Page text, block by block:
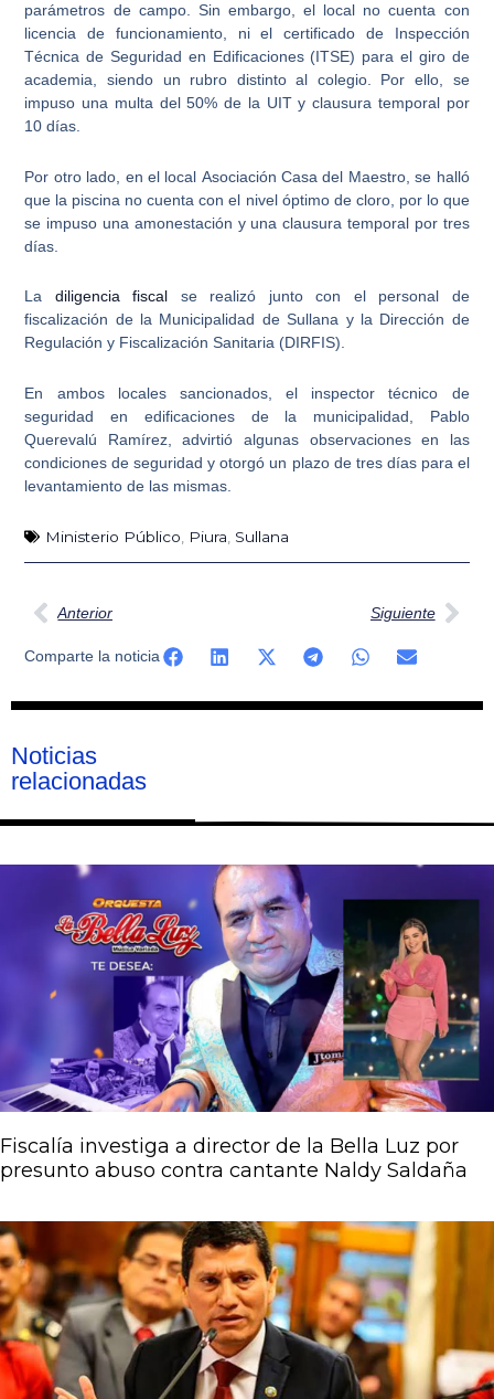
parámetros de campo. Sin embargo, el local no cuenta con
licencia de funcionamiento, ni el certificado de Inspección
Técnica de Seguridad en Edificaciones (ITSE) para el giro de
academia, siendo un rubro distinto al colegio. Por ello, se
impuso una multa del 50% de la UIT y clausura temporal por
10 días.
Por otro lado, en el local Asociación Casa del Maestro, se halló
que la piscina no cuenta con el nivel óptimo de cloro, por lo que
se impuso una amonestación y una clausura temporal por tres
días.
La diligencia fiscal se realizó junto con el personal de
fiscalización de la Municipalidad de Sullana y la Dirección de
Regulación y Fiscalización Sanitaria (DIRFIS).
En ambos locales sancionados, el inspector técnico de
seguridad en edificaciones de la municipalidad, Pablo
Querevalú Ramírez, advirtió algunas observaciones en las
condiciones de seguridad y otorgó un plazo de tres días para el
levantamiento de las mismas.
Ministerio Público Piura Sullana
Ant
Anterior Siguiente
Comparte la noticia
Noticias
relacionadas
Fiscalía investiga a director de la Bella Luz por
presunto abuso contra cantante Naldy Saldaña
PáginaPágina
Página
Página
Página